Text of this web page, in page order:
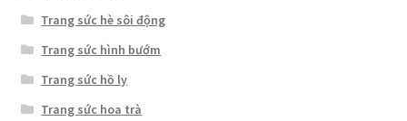
Trang sức hè sôi động
Trang sức hình bướm
Trang sức hồ ly
Trang sức hoa trà